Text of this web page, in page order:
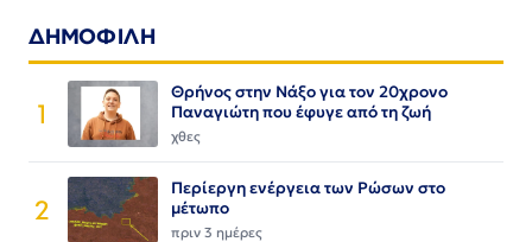
ΔΗΜΟΦΙΛΗ
1
Θρήνος στην Νάξο για τον 20χρονο
Παναγιώτη που έφυγε από τη ζωή
χθες
2
Περίεργη ενέργεια των Ρώσων στο
μέτωπο
πριν 3 ημέρες